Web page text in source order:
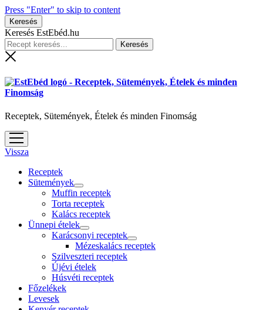
Press "Enter" to skip to content
Keresés
Keresés EstEbéd.hu
Receptek, Sütemények, Ételek és minden Finomság
open
menu
Vissza
Receptek
Sütemények
open
menu
Muffin receptek
Torta receptek
Kalács receptek
Ünnepi ételek
open
menu
Karácsonyi receptek
open
menu
Mézeskalács receptek
Szilveszteri receptek
Újévi ételek
Húsvéti receptek
Főzelékek
Levesek